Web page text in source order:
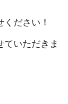
ださい！
ていただきま